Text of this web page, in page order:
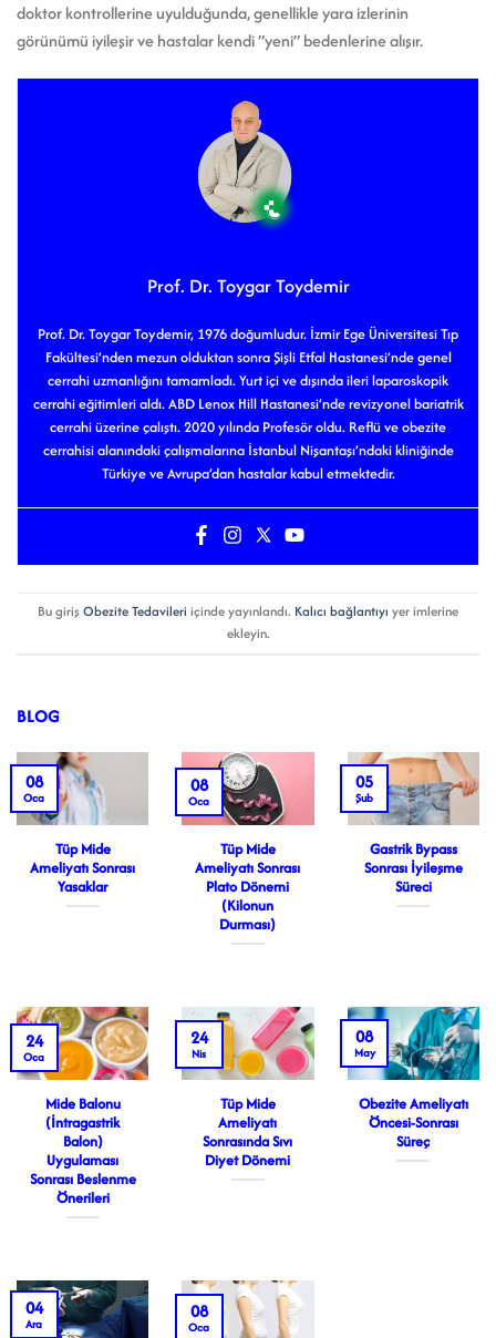
doktor kontrollerine uyulduğunda, genellikle yara izlerinin
görünümü iyileşir ve hastalar kendi “yeni” bedenlerine alışır.
Prof. Dr. Toygar Toydemir
Prof. Dr. Toygar Toydemir, 1976 doğumludur. İzmir Ege Üniversitesi Tıp
Fakültesi’nden mezun olduktan sonra Şişli Etfal Hastanesi’nde genel
cerrahi uzmanlığını tamamladı. Yurt içi ve dışında ileri laparoskopik
cerrahi eğitimleri aldı. ABD Lenox Hill Hastanesi’nde revizyonel bariatrik
cerrahi üzerine çalıştı. 2020 yılında Profesör oldu. Reflü ve obezite
cerrahisi alanındaki çalışmalarına İstanbul Nişantaşı’ndaki kliniğinde
Türkiye ve Avrupa’dan hastalar kabul etmektedir.
Bu girişObezite Tedavileri içinde yayınlandı. Kalıcı bağlantıyı yer imlerine
ekleyin.
BLOG
Tüp Mide
Ameliyatı Sonrası
Yasaklar
08
Oca
Tüp Mide
Ameliyatı Sonrası
Plato Dönemi
(Kilonun
Durması)
08
Oca
Gastrik Bypass
Sonrası İyileşme
Süreci
05
Şub
Mide Balonu
(İntragastrik
Balon)
Uygulaması
Sonrası Beslenme
Önerileri
24
Oca
Tüp Mide
Ameliyatı
Sonrasında Sıvı
Diyet Dönemi
24
Nis
Obezite Ameliyatı
Öncesi-Sonrası
Süreç
08
May
04
Ara
08
Oca